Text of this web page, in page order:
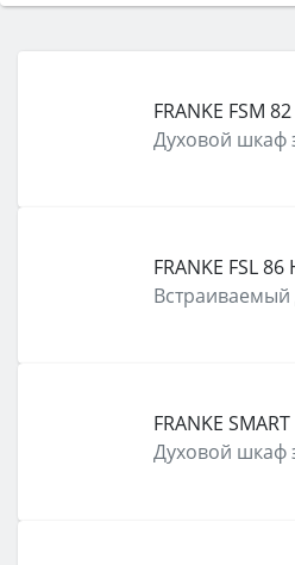
Сначала определитесь с
затем смотрите на объём
функции (конвекция,
защита от детей).
FRANKE FSM
Духовой шкаф
FRANKE FSL 86
FRANKE
Духовой шкаф